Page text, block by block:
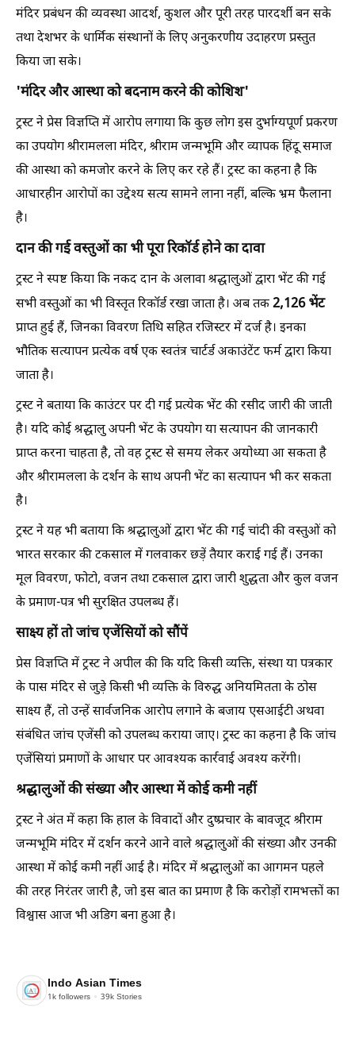
मंदिर प्रबंधन की व्यवस्था आदर्श, कुशल और पूरी तरह पारदर्शी बन सके
तथा देशभर के धार्मिक संस्थानों के लिए अनुकरणीय उदाहरण प्रस्तुत
किया जा सके।
'मंदिर और आस्था को बदनाम करने की कोशिश'
ट्रस्ट ने प्रेस विज्ञप्ति में आरोप लगाया कि कुछ लोग इस दुर्भाग्यपूर्ण प्रकरण
का उपयोग श्रीरामलला मंदिर, श्रीराम जन्मभूमि और व्यापक हिंदू समाज
की आस्था को कमजोर करने के लिए कर रहे हैं। ट्रस्ट का कहना है कि
आधारहीन आरोपों का उद्देश्य सत्य सामने लाना नहीं, बल्कि भ्रम फैलाना
है।
दान की गई वस्तुओं का भी पूरा रिकॉर्ड होने का दावा
ट्रस्ट ने स्पष्ट किया कि नकद दान के अलावा श्रद्धालुओं द्वारा भेंट की गई
सभी वस्तुओं का भी विस्तृत रिकॉर्ड रखा जाता है। अब तक2,126 भेंट
प्राप्त हुई हैं, जिनका विवरण तिथि सहित रजिस्टर में दर्ज है। इनका
भौतिक सत्यापन प्रत्येक वर्ष एक स्वतंत्र चार्टर्ड अकाउंटेंट फर्म द्वारा किया
जाता है।
ट्रस्ट ने बताया कि काउंटर पर दी गई प्रत्येक भेंट की रसीद जारी की जाती
है। यदि कोई श्रद्धालु अपनी भेंट के उपयोग या सत्यापन की जानकारी
प्राप्त करना चाहता है, तो वह ट्रस्ट से समय लेकर अयोध्या आ सकता है
और श्रीरामलला के दर्शन के साथ अपनी भेंट का सत्यापन भी कर सकता
है।
ट्रस्ट ने यह भी बताया कि श्रद्धालुओं द्वारा भेंट की गई चांदी की वस्तुओं को
भारत सरकार की टकसाल में गलवाकर छड़ें तैयार कराई गई हैं। उनका
मूल विवरण, फोटो, वजन तथा टकसाल द्वारा जारी शुद्धता और कुल वजन
के प्रमाण-पत्र भी सुरक्षित उपलब्ध हैं।
साक्ष्य हों तो जांच एजेंसियों को सौंपें
प्रेस विज्ञप्ति में ट्रस्ट ने अपील की कि यदि किसी व्यक्ति, संस्था या पत्रकार
के पास मंदिर से जुड़े किसी भी व्यक्ति के विरुद्ध अनियमितता के ठोस
साक्ष्य हैं, तो उन्हें सार्वजनिक आरोप लगाने के बजाय एसआईटी अथवा
संबंधित जांच एजेंसी को उपलब्ध कराया जाए। ट्रस्ट का कहना है कि जांच
एजेंसियां प्रमाणों के आधार पर आवश्यक कार्रवाई अवश्य करेंगी।
श्रद्धालुओं की संख्या और आस्था में कोई कमी नहीं
ट्रस्ट ने अंत में कहा कि हाल के विवादों और दुष्प्रचार के बावजूद श्रीराम
जन्मभूमि मंदिर में दर्शन करने आने वाले श्रद्धालुओं की संख्या और उनकी
आस्था में कोई कमी नहीं आई है। मंदिर में श्रद्धालुओं का आगमन पहले
की तरह निरंतर जारी है, जो इस बात का प्रमाण है कि करोड़ों रामभक्तों का
विश्वास आज भी अडिग बना हुआ है।
Indo Asian Times
1k followers 39k Stories